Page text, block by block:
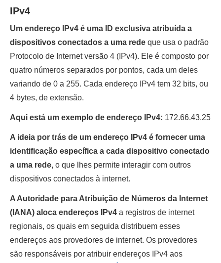
IPv4
Um endereço IPv4 é uma ID exclusiva atribuída a
dispositivos conectados a uma rede que usa o padrão
Protocolo de Internet versão 4 (IPv4). Ele é composto por
quatro números separados por pontos, cada um deles
variando de 0 a 255. Cada endereço IPv4 tem 32 bits, ou
4 bytes, de extensão.
Aqui está um exemplo de endereço IPv4: 172.66.43.25
A ideia por trás de um endereço IPv4 é fornecer uma
identificação específica a cada dispositivo conectado
a uma rede, o que lhes permite interagir com outros
dispositivos conectados à internet.
A Autoridade para Atribuição de Números da Internet
(IANA) aloca endereços IPv4 a registros de internet
regionais, os quais em seguida distribuem esses
endereços aos provedores de internet. Os provedores
são responsáveis por atribuir endereços IPv4 aos